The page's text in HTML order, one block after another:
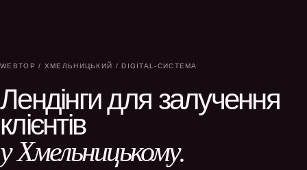
WEBTOP / ХМЕЛЬНИЦЬКИЙ / DIGITAL-СИСТЕМА
Лендінги для залучення
клієнтів
у Хмельницькому.